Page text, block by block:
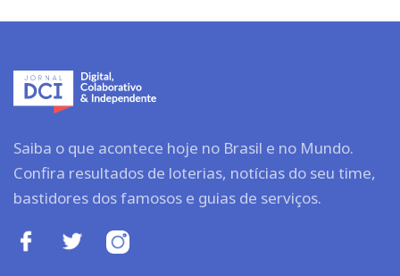
Saiba o que acontece hoje no Brasil e no Mundo.
Confira resultados de loterias, notícias do seu time,
bastidores dos famosos e guias de serviços.